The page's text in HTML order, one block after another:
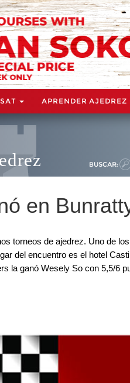
SAT APRENDER AJEDREZ
BUSCAR:
en
torneos de ajedrez. Uno de
del encuentro es el hotel
la ganó Wesely So con 5,5/6